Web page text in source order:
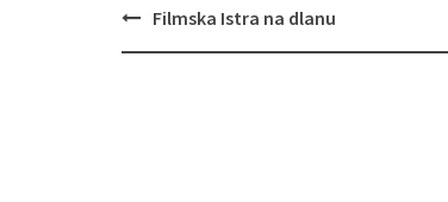
Navigacija
Filmska Istra na dlanu